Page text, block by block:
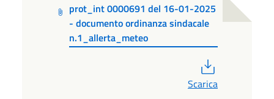
prot_int 0000691 del 16-01-2025
- documento ordinanza sindacale
n.1_allerta_meteo
Scarica